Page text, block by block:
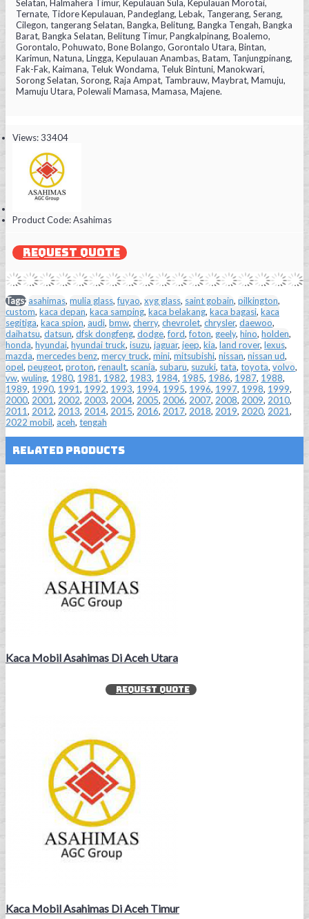
Selatan, Halmahera Timur, Kepulauan Sula, Kepulauan Morotai,
Ternate, Tidore Kepulauan, Pandeglang, Lebak, Tangerang, Serang,
Cilegon, tangerang Selatan, Bangka, Belitung, Bangka Tengah, Bangka
Barat, Bangka Selatan, Belitung Timur, Pangkalpinang, Boalemo,
Gorontalo, Pohuwato, Bone Bolango, Gorontalo Utara, Bintan,
Karimun, Natuna, Lingga, Kepulauan Anambas, Batam, Tanjungpinang,
Fak-Fak, Kaimana, Teluk Wondama, Teluk Bintuni, Manokwari,
Sorong Selatan, Sorong, Raja Ampat, Tambrauw, Maybrat, Mamuju,
Mamuju Utara, Polewali Mamasa, Mamasa, Majene.
Views: 33404
Product Code:Asahimas
REQUEST QUOTE
Tags:asahimas, mulia glass,fuyao, xyg glass, saint gobain, pilkington,
custom, kaca depan, kaca samping, kaca belakang, kaca bagasi, kaca
segitiga, kaca spion, audi, bmw, cherry, chevrolet, chrysler, daewoo,
daihatsu, datsun, dfsk dongfeng, dodge,ford,foton, geely, hino, holden,
honda, hyundai, hyundai truck, isuzu, jaguar, jeep, kia, land rover, lexus,
mazda, mercedes benz, mercy truck, mini, mitsubishi, nissan, nissan ud,
opel, peugeot, proton, renault, scania, subaru, suzuki, tata, toyota, volvo,
vw, wuling, 1980, 1981, 1982, 1983, 1984, 1985, 1986, 1987, 1988,
1989, 1990, 1991, 1992, 1993, 1994, 1995, 1996, 1997, 1998, 1999,
2000, 2001, 2002, 2003, 2004, 2005, 2006, 2007, 2008, 2009, 2010,
2011, 2012, 2013, 2014, 2015, 2016, 2017, 2018, 2019, 2020, 2021,
2022 mobil, aceh, tengah
Related Products
Kaca Mobil Asahimas Di Aceh Utara
REQUEST QUOTE
Kaca Mobil Asahimas Di Aceh Timur